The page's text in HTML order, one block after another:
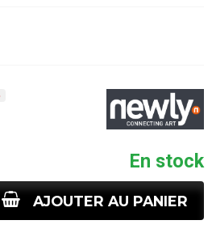
En stock
AJOUTER AU PANIER